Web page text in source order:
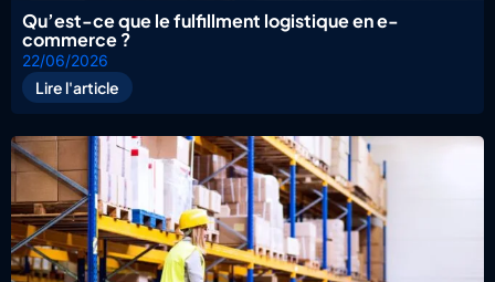
Qu’est-ce que le fulfillment logistique en e-
commerce ?
22/06/2026
Lire l'article